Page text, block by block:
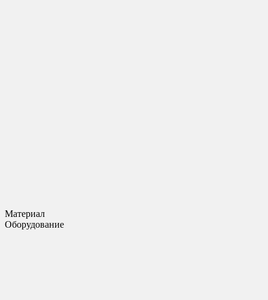
Материал
Оборудование